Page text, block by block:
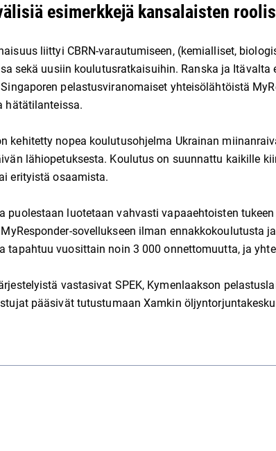
esimerkkejä kansalaisten
liittyi CBRN-varautumiseen, (kemialliset,
sekä uusiin koulutusratkaisuihin. Ranska ja
pelastusviranomaiset yhteisölähtöistä
hätätilanteissa.
kehitetty nopea koulutusohjelma Ukrainan
lähiopetuksesta. Koulutus on suunnattu kaikille
erityistä osaamista.
puolestaan luotetaan vahvasti vapaaehtoisten
sovellukseen ilman ennakkokoulutusta
tapahtuu vuosittain noin 3 000 onnettomuutta, ja
vastasivat SPEK, Kymenlaakson
pääsivät tutustumaan Xamkin